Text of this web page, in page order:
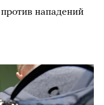
нападений